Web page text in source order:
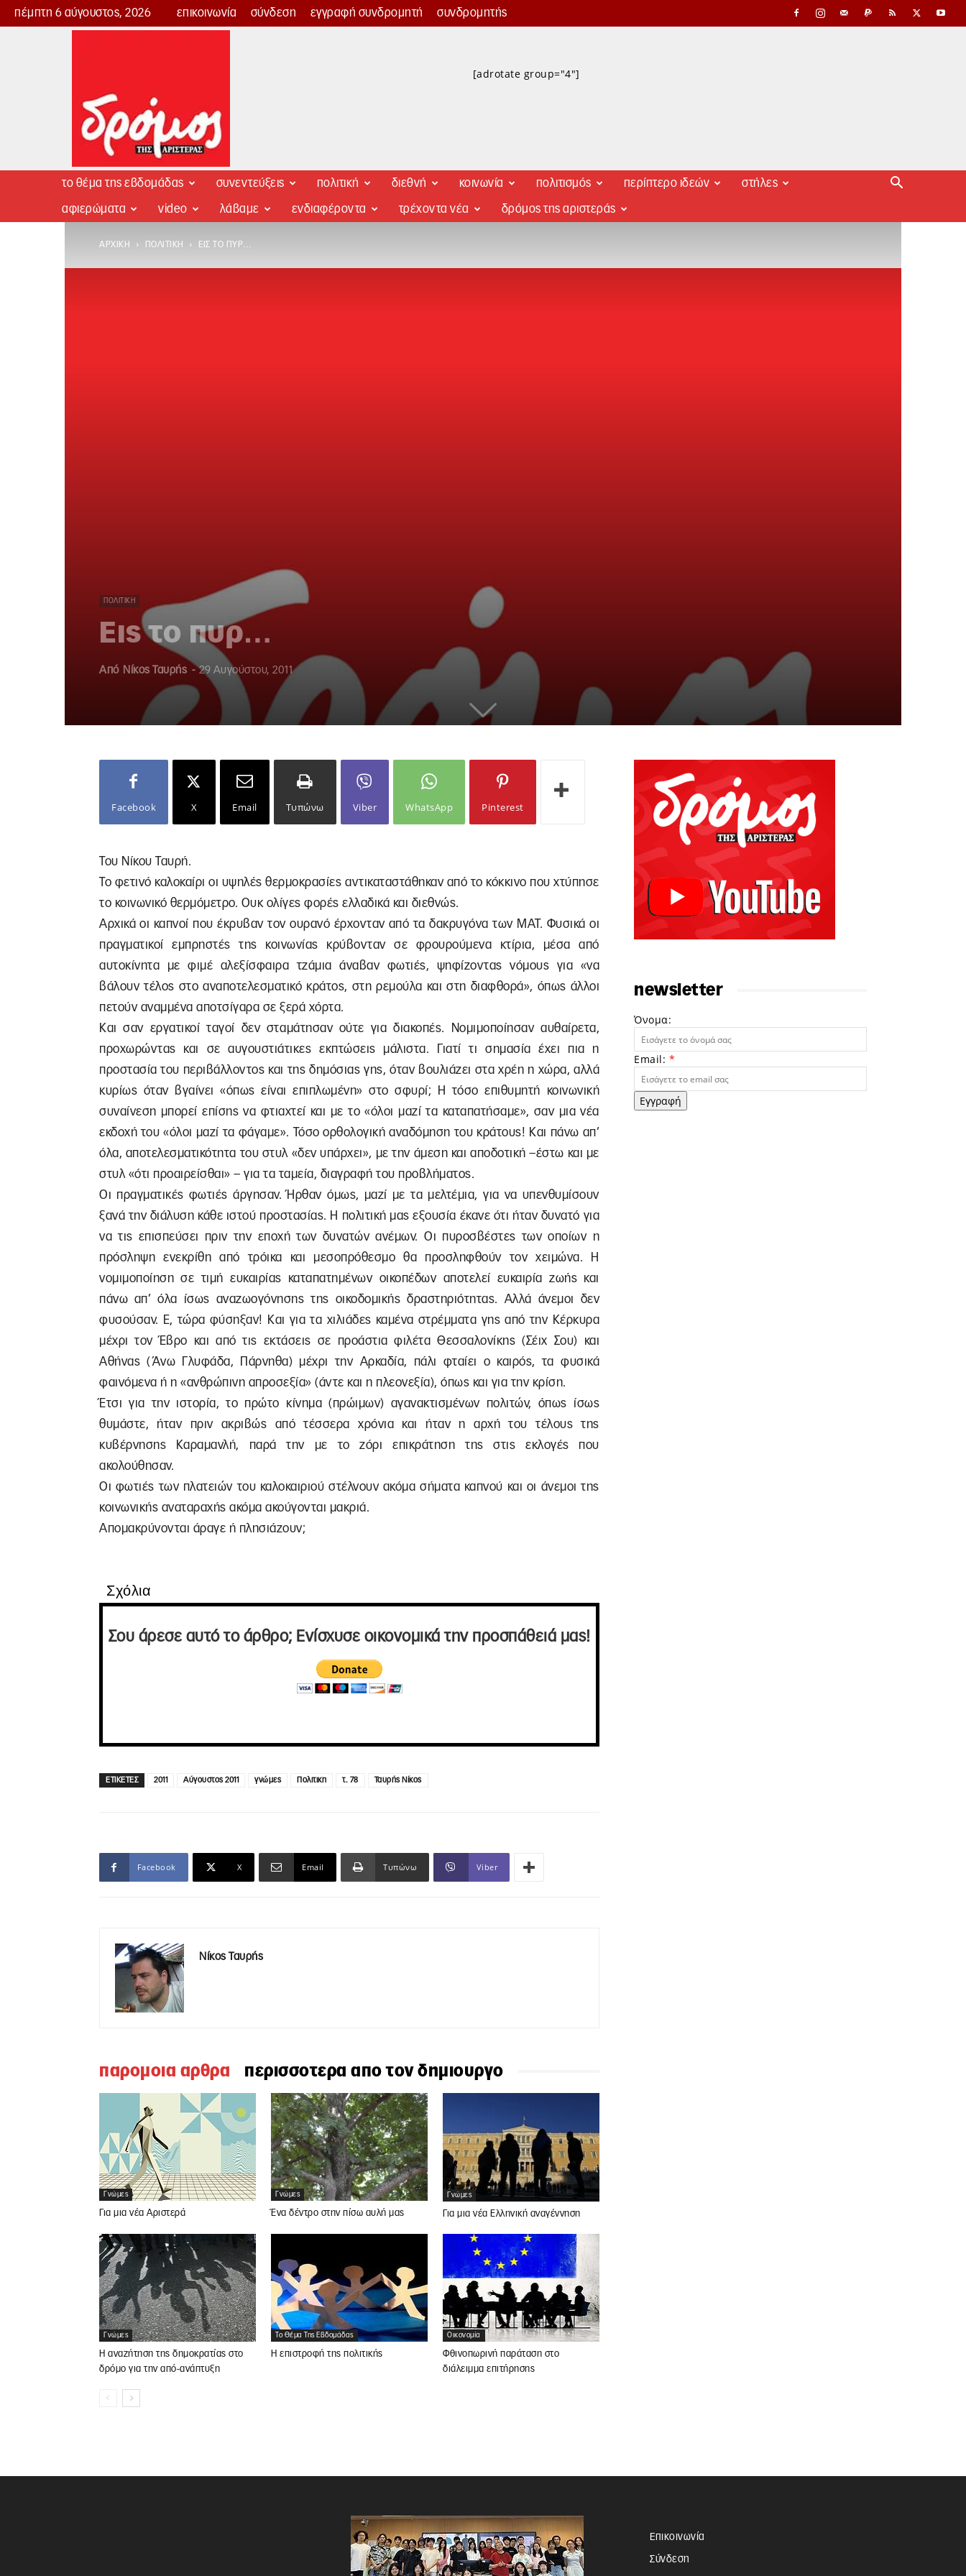
πέμπτη 6 αύγουστος, 2026 επικοινωνία σύνδεση εγγραφή συνδρομητή συνδρομητής
Δρόμος
[adrotate group="4"]
το θέμα της εβδομάδας συνεντεύξεις πολιτική διεθνή κοινωνία πολιτισμός περίπτερο ιδεών στήλες
αφιερώματα video λάβαμε ενδιαφέροντα τρέχοντα νέα δρόμος της αριστεράς
ΑΡΧΙΚΉ ΠΟΛΙΤΙΚΉ ΕΙΣ ΤΟ ΠΥΡ…
ΠΟΛΙΤΙΚΉ
Εις το πυρ…
Από Νίκος Ταυρής - 29 Αυγούστου, 2011
Facebook X Email Τυπώνω Viber WhatsApp Pinterest
Του Νίκου Ταυρή.
Το φετινό καλοκαίρι οι υψηλές θερμοκρασίες αντικαταστάθηκαν από το κόκκινο που χτύπησε
το κοινωνικό θερμόμετρο. Ουκ ολίγες φορές ελλαδικά και διεθνώς.
Αρχικά οι καπνοί που έκρυβαν τον ουρανό έρχονταν από τα δακρυγόνα των ΜΑΤ. Φυσικά οι
πραγματικοί εμπρηστές της κοινωνίας κρύβονταν σε φρουρούμενα κτίρια, μέσα από
αυτοκίνητα με φιμέ αλεξίσφαιρα τζάμια άναβαν φωτιές, ψηφίζοντας νόμους για «να
βάλουν τέλος στο αναποτελεσματικό κράτος, στη ρεμούλα και στη διαφθορά», όπως άλλοι
πετούν αναμμένα αποτσίγαρα σε ξερά χόρτα.
Και σαν εργατικοί ταγοί δεν σταμάτησαν ούτε για διακοπές. Νομιμοποίησαν αυθαίρετα,
προχωρώντας και σε αυγουστιάτικες εκπτώσεις μάλιστα. Γιατί τι σημασία έχει πια η
προστασία του περιβάλλοντος και της δημόσιας γης, όταν βουλιάζει στα χρέη η χώρα, αλλά
κυρίως όταν βγαίνει «όπως είναι επιπλωμένη» στο σφυρί; Η τόσο επιθυμητή κοινωνική
συναίνεση μπορεί επίσης να φτιαχτεί και με το «όλοι μαζί τα καταπατήσαμε», σαν μια νέα
εκδοχή του «όλοι μαζί τα φάγαμε». Τόσο ορθολογική αναδόμηση του κράτους! Και πάνω απ’
όλα, αποτελεσματικότητα του στυλ «δεν υπάρχει», με την άμεση και αποδοτική –έστω και με
στυλ «ότι προαιρείσθαι» – για τα ταμεία, διαγραφή του προβλήματος.
Οι πραγματικές φωτιές άργησαν. Ήρθαν όμως, μαζί με τα μελτέμια, για να υπενθυμίσουν
ξανά την διάλυση κάθε ιστού προστασίας. Η πολιτική μας εξουσία έκανε ότι ήταν δυνατό για
να τις επισπεύσει πριν την εποχή των δυνατών ανέμων. Οι πυροσβέστες των οποίων η
πρόσληψη ενεκρίθη από τρόικα και μεσοπρόθεσμο θα προσληφθούν τον χειμώνα. Η
νομιμοποίηση σε τιμή ευκαιρίας καταπατημένων οικοπέδων αποτελεί ευκαιρία ζωής και
πάνω απ’ όλα ίσως αναζωογόνησης της οικοδομικής δραστηριότητας. Αλλά άνεμοι δεν
φυσούσαν. Ε, τώρα φύσηξαν! Και για τα χιλιάδες καμένα στρέμματα γης από την Κέρκυρα
μέχρι τον Έβρο και από τις εκτάσεις σε προάστια φιλέτα Θεσσαλονίκης (Σέιχ Σου) και
Αθήνας (Άνω Γλυφάδα, Πάρνηθα) μέχρι την Αρκαδία, πάλι φταίει ο καιρός, τα φυσικά
φαινόμενα ή η «ανθρώπινη απροσεξία» (άντε και η πλεονεξία), όπως και για την κρίση.
Έτσι για την ιστορία, το πρώτο κίνημα (πρώιμων) αγανακτισμένων πολιτών, όπως ίσως
θυμάστε, ήταν πριν ακριβώς από τέσσερα χρόνια και ήταν η αρχή του τέλους της
κυβέρνησης Καραμανλή, παρά την με το ζόρι επικράτηση της στις εκλογές που
ακολούθησαν.
Οι φωτιές των πλατειών του καλοκαιριού στέλνουν ακόμα σήματα καπνού και οι άνεμοι της
κοινωνικής αναταραχής ακόμα ακούγονται μακριά.
Απομακρύνονται άραγε ή πλησιάζουν;
Σχόλια
Σου άρεσε αυτό το άρθρο; Ενίσχυσε οικονομικά την προσπάθειά μας!
ΕΤΙΚΕΤΕΣ 2011 Αύγουστος 2011 γνώμες Πολιτικη τ. 78 Ταυρής Νίκος
Facebook X Email Τυπώνω Viber
Νίκος Ταυρής
παρομοια αρθρα περισσοτερα απο τον δημιουργο
Γνώμες
Για μια νέα Αριστερά
Γνώμες
Ένα δέντρο στην πίσω αυλή μας
Γνώμες
Για μια νέα Ελληνική αναγέννηση
Γνώμες
Η αναζήτηση της δημοκρατίας στο
δρόμο για την από-ανάπτυξη
Το Θέμα Της Εβδομάδας
Η επιστροφή της πολιτικής
Οικονομία
Φθινοπωρινή παράταση στο
διάλειμμα επιτήρησης
newsletter
Όνομα:
Email: *
Εγγραφή
Επικοινωνία
Σύνδεση